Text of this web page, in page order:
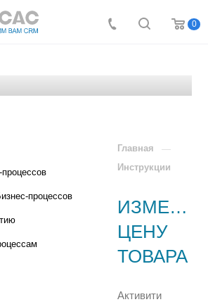
0
процессов
Главная
Инструкции
ЦЕНУ
ТОВАРА
Активити